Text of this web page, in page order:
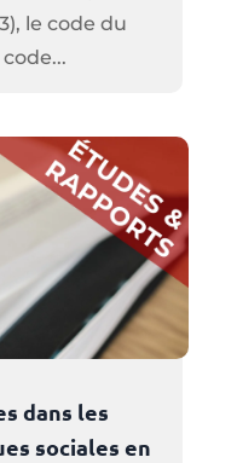
le code du
dans les
sociales en